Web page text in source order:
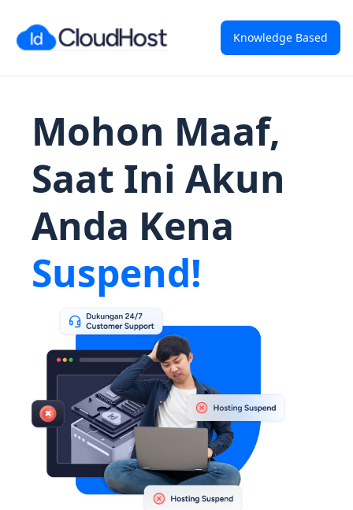
Knowledge Based
Mohon Maaf,
Saat Ini Akun
Anda Kena
Suspend!